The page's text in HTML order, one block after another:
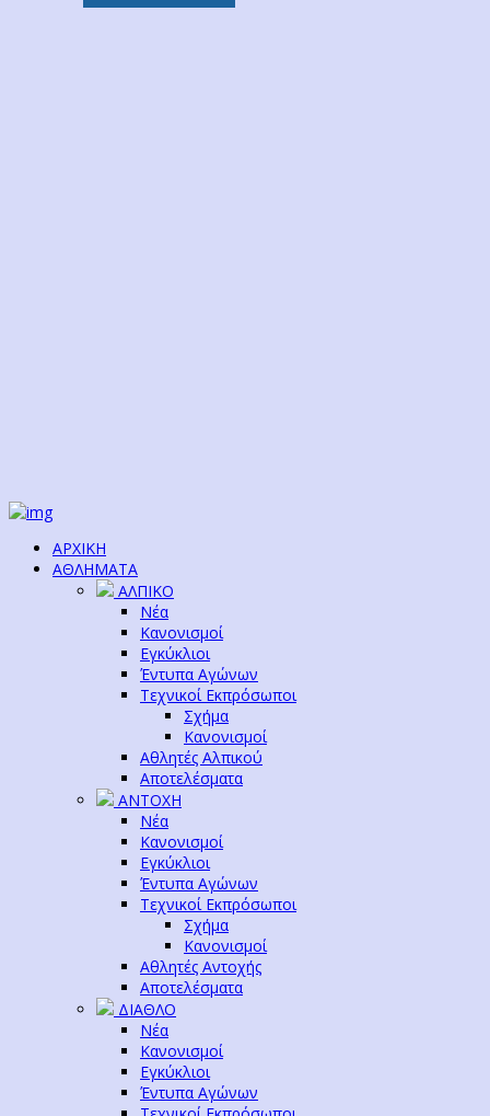
ΑΡΧΙΚΗ
ΑΘΛΗΜΑΤΑ
ΑΛΠΙΚΟ
Νέα
Κανονισμοί
Εγκύκλιοι
Έντυπα Αγώνων
Τεχνικοί Εκπρόσωποι
Σχήμα
Κανονισμοί
Αθλητές Αλπικού
Αποτελέσματα
ΑΝΤΟΧΗ
Νέα
Κανονισμοί
Εγκύκλιοι
Έντυπα Αγώνων
Τεχνικοί Εκπρόσωποι
Σχήμα
Κανονισμοί
Αθλητές Αντοχής
Αποτελέσματα
ΔΙΑΘΛΟ
Νέα
Κανονισμοί
Εγκύκλιοι
Έντυπα Αγώνων